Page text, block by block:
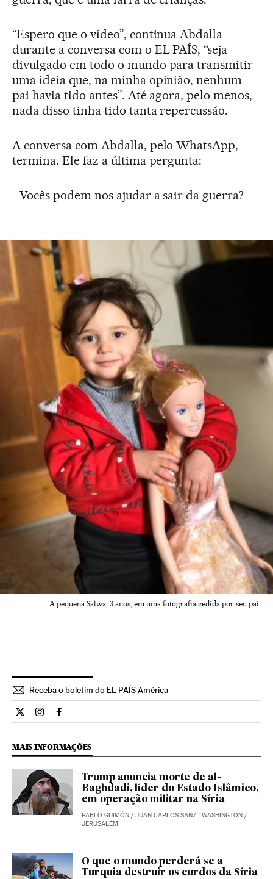
“Espero que o vídeo”, continua Abdalla
durante a conversa com o EL PAÍS, “seja
divulgado em todo o mundo para transmitir
uma ideia que, na minha opinião, nenhum
pai havia tido antes”. Até agora, pelo menos,
nada disso tinha tido tanta repercussão.
A conversa com Abdalla, pelo WhatsApp,
termina. Ele faz a última pergunta:
- Vocês podem nos ajudar a sair da guerra?
A pequena Salwa, 3 anos, em uma fotografia cedida por seu pai.
Receba o boletim do EL PAÍS América
Internacional El País Brasil en Twitter
Internacional El País Brasil en Instagram
Internacional El País Brasil en Facebook
MAIS INFORMAÇÕES
Trump anuncia morte de al-
Baghdadi, líder do Estado Islâmico,
em operação militar na Síria
PABLO GUIMÓN / JUAN CARLOS SANZ | WASHINGTON /
JERUSALÉM
O que o mundo perderá se a
Turquia destruir os curdos da Síria